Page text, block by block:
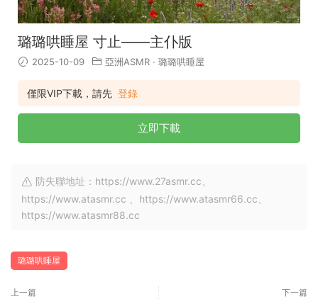
璐璐哄睡屋 寸止——主仆版
2025-10-09 亞洲ASMR · 璐璐哄睡屋
僅限VIP下載，請先 登錄
立即下載
防失聯地址：https://www.27asmr.cc、
https://www.atasmr.cc 、https://www.atasmr66.cc、
https://www.atasmr88.cc
璐璐哄睡屋
上一篇 下一篇